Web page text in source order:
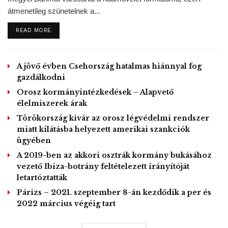
A vállalatvezető a Der Spiegel szombati számában közölt
munkamegosztás nélkül kevésbé lenne sikeres a világ,
ezért meg kell őrizni ezeket a láncolatokat és erősíteni kell
ellenálló képességüket.
A német szövetségi kormányt alkotó pártok, a
Kereszténydemokrata Unió (CDU), a bajor testvérpárt
Keresztényszociális Unió (CSU) és a Német
Szociáldemokrata Párt vezetői vasárnap este a válság
kezeléséről tanácskoznak a berlini kancellári hivatalban.
Sajtóértesülések szerint a koalíciós egyeztetésen egyebek
mellett a likviditási nehézségek áthidalására szolgáló
átmenetileg szünetelnek a...
READ MOREDETAILS
A jövő évben Csehország hatalmas hiánnyal fog
gazdálkodni
Orosz kormányintézkedések – Alapvető
élelmiszerek árak
Törökország kivár az orosz légvédelmi rendszer
miatt kilátásba helyezett amerikai szankciók
ügyében
A 2019-ben az akkori osztrák kormány bukásához
vezető Ibiza-botrány feltételezett irányítóját
letartóztatták
Párizs – 2021. szeptember 8-án kezdődik a per és
2022 március végéig tart